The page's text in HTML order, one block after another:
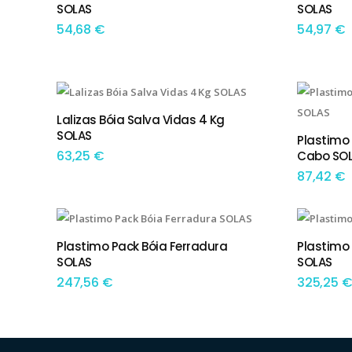
SOLAS
54,68 €
SOLAS
54,97 €
ADICIONAR
Lalizas Bóia Salva Vidas 4 Kg
SOLAS
63,25 €
Plastimo
Cabo
87,42 €
ADICIONAR
Plastimo Pack Bóia Ferradura
SOLAS
247,56 €
Plastimo
SOLAS
325,25 €